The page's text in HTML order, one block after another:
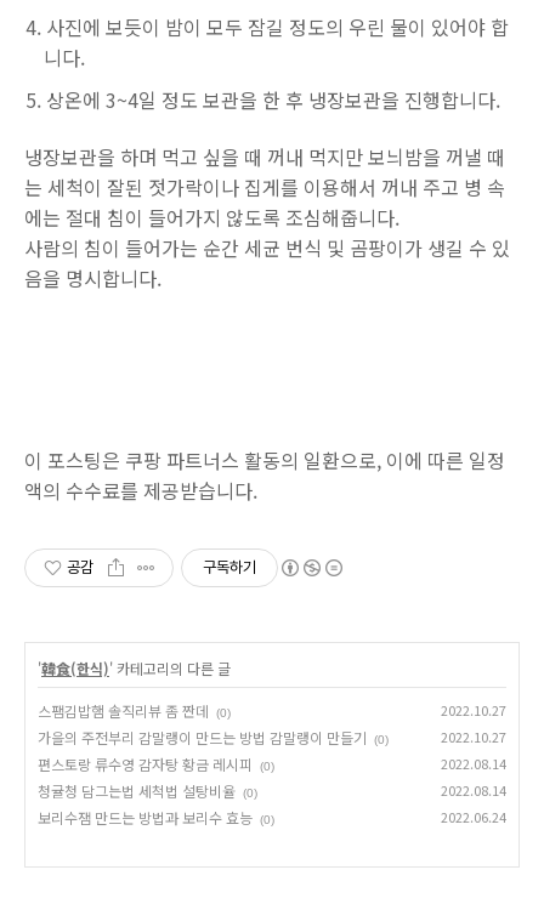
사진에 보듯이 밤이 모두 잠길 정도의 우린 물이 있어야 합
니다.
상온에 3~4일 정도 보관을 한 후 냉장보관을 진행합니다.
냉장보관을 하며 먹고 싶을 때 꺼내 먹지만 보늬밤을 꺼낼 때
는 세척이 잘된 젓가락이나 집게를 이용해서 꺼내 주고 병 속
에는 절대 침이 들어가지 않도록 조심해줍니다.
사람의 침이 들어가는 순간 세균 번식 및 곰팡이가 생길 수 있
음을 명시합니다.
이 포스팅은 쿠팡 파트너스 활동의 일환으로, 이에 따른 일정
액의 수수료를 제공받습니다.
공감 구독하기
'韓食(한식)' 카테고리의 다른 글
스팸김밥햄 솔직리뷰 좀 짠데 (0) 2022.10.27
가을의 주전부리 감말랭이 만드는 방법 감말랭이 만들기 (0) 2022.10.27
편스토랑 류수영 감자탕 황금 레시피 (0) 2022.08.14
청귤청 담그는법 세척법 설탕비율 (0) 2022.08.14
보리수잼 만드는 방법과 보리수 효능 (0) 2022.06.24